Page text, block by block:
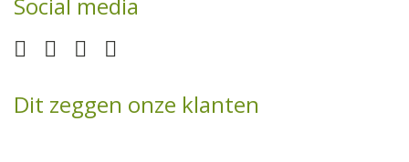
Social media
Dit zeggen onze klanten